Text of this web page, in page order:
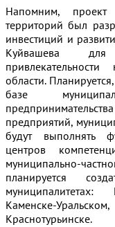
Напомним, проект
территорий был
инвестиций и
Куйвашева для
области.
базе
предприятий,
будут выполнять
центров
муниципально-
планируется
Каменске-
Краснотурьинске.